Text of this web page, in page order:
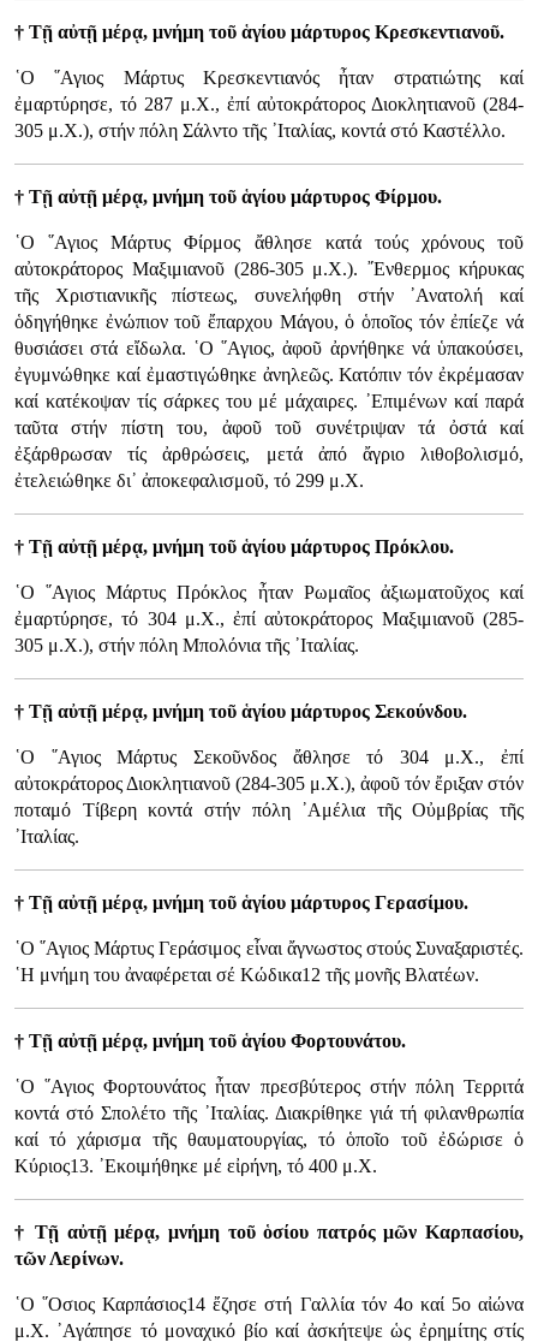
† Τῇ αὐτῇ μέρᾳ, μνήμη τοῦ ἁγίου μάρτυρος Κρεσκεντιανοῦ.
῾Ο ῞Αγιος Μάρτυς Κρεσκεντιανός ἦταν στρατιώτης καί
ἐμαρτύρησε, τό 287 μ.Χ., ἐπί αὐτοκράτορος Διοκλητιανοῦ (284-
305 μ.Χ.), στήν πόλη Σάλντο τῆς ᾿Ιταλίας, κοντά στό Καστέλλο.
† Τῇ αὐτῇ μέρᾳ, μνήμη τοῦ ἁγίου μάρτυρος Φίρμου.
῾Ο ῞Αγιος Μάρτυς Φίρμος ἄθλησε κατά τούς χρόνους τοῦ
αὐτοκράτορος Μαξιμιανοῦ (286-305 μ.Χ.). ῎Ενθερμος κήρυκας
τῆς Χριστιανικῆς πίστεως, συνελήφθη στήν ᾿Ανατολή καί
ὁδηγήθηκε ἐνώπιον τοῦ ἔπαρχου Μάγου, ὁ ὁποῖος τόν ἐπίεζε νά
θυσιάσει στά εἴδωλα. ῾Ο ῞Αγιος, ἀφοῦ ἀρνήθηκε νά ὑπακούσει,
ἐγυμνώθηκε καί ἐμαστιγώθηκε ἀνηλεῶς. Κατόπιν τόν ἐκρέμασαν
καί κατέκοψαν τίς σάρκες του μέ μάχαιρες. ᾿Επιμένων καί παρά
ταῦτα στήν πίστη του, ἀφοῦ τοῦ συνέτριψαν τά ὀστά καί
ἐξάρθρωσαν τίς ἀρθρώσεις, μετά ἀπό ἄγριο λιθοβολισμό,
ἐτελειώθηκε δι᾿ ἀποκεφαλισμοῦ, τό 299 μ.Χ.
† Τῇ αὐτῇ μέρᾳ, μνήμη τοῦ ἁγίου μάρτυρος Πρόκλου.
῾Ο ῞Αγιος Μάρτυς Πρόκλος ἦταν Ρωμαῖος ἀξιωματοῦχος καί
ἐμαρτύρησε, τό 304 μ.Χ., ἐπί αὐτοκράτορος Μαξιμιανοῦ (285-
305 μ.Χ.), στήν πόλη Μπολόνια τῆς ᾿Ιταλίας.
† Τῇ αὐτῇ μέρᾳ, μνήμη τοῦ ἁγίου μάρτυρος Σεκούνδου.
῾Ο ῞Αγιος Μάρτυς Σεκοῦνδος ἄθλησε τό 304 μ.Χ., ἐπί
αὐτοκράτορος Διοκλητιανοῦ (284-305 μ.Χ.), ἀφοῦ τόν ἔριξαν στόν
ποταμό Τίβερη κοντά στήν πόλη ᾿Αμέλια τῆς Οὐμβρίας τῆς
᾿Ιταλίας.
† Τῇ αὐτῇ μέρᾳ, μνήμη τοῦ ἁγίου μάρτυρος Γερασίμου.
῾Ο ῞Αγιος Μάρτυς Γεράσιμος εἶναι ἄγνωστος στούς Συναξαριστές.
῾Η μνήμη του ἀναφέρεται σέ Κώδικα12 τῆς μονῆς Βλατέων.
† Τῇ αὐτῇ μέρᾳ, μνήμη τοῦ ἁγίου Φορτουνάτου.
῾Ο ῞Αγιος Φορτουνάτος ἦταν πρεσβύτερος στήν πόλη Τερριτά
κοντά στό Σπολέτο τῆς ᾿Ιταλίας. Διακρίθηκε γιά τή φιλανθρωπία
καί τό χάρισμα τῆς θαυματουργίας, τό ὁποῖο τοῦ ἐδώρισε ὁ
Κύριος13. ᾿Εκοιμήθηκε μέ εἰρήνη, τό 400 μ.Χ.
† Τῇ αὐτῇ μέρᾳ, μνήμη τοῦ ὁσίου πατρός μῶν Καρπασίου,
τῶν Λερίνων.
῾Ο ῞Οσιος Καρπάσιος14 ἔζησε στή Γαλλία τόν 4ο καί 5ο αἰώνα
μ.Χ. ᾿Αγάπησε τό μοναχικό βίο καί ἀσκήτεψε ὡς ἐρημίτης στίς